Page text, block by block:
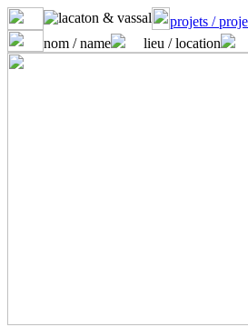
projets /
nom / name
lieu / location